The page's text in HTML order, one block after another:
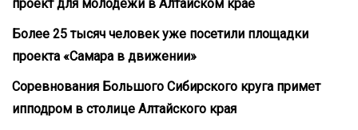
проект для молодежи в Алтайском крае
Более 25 тысяч человек уже посетили площадки
проекта «Самара в движении»
Соревнования Большого Сибирского круга примет
ипподром в столице Алтайского края